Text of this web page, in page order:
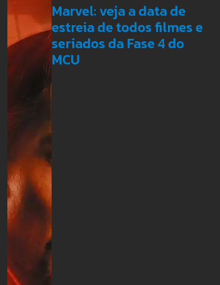
Marvel: veja a data de
estreia de todos filmes e
seriados da Fase 4 do
MCU